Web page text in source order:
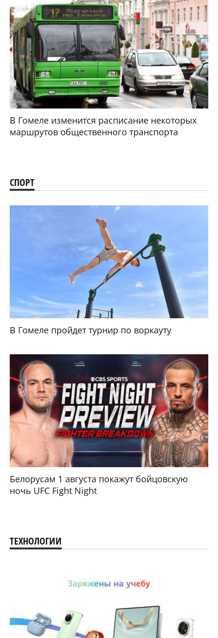
В Гомеле изменится расписание некоторых
маршрутов общественного транспорта
СПОРТ
В Гомеле пройдет турнир по воркауту
Белорусам 1 августа покажут бойцовскую
ночь UFC Fight Night
ТЕХНОЛОГИИ